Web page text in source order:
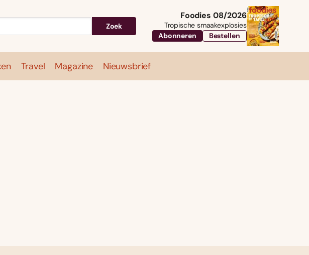
Zoek
Foodies 08/2026
Tropische smaakexplosies
Abonneren
Bestellen
Travel Magazine Nieuwsbrief